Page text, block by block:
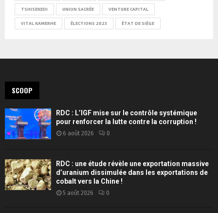
TSHISEKEDI UNION SACRÉE VENTURE CAPITAL
VITAL KAMERHE ÉLECTIONS 2023 ÉTAT DE SIÈGE
SCOOP
RDC : L’IGF mise sur le contrôle systémique
pour renforcer la lutte contre la corruption !
6 août 2026 0
RDC : une étude révèle une exportation massive
d’uranium dissimulée dans les exportations de
cobalt vers la Chine !
5 août 2026 0